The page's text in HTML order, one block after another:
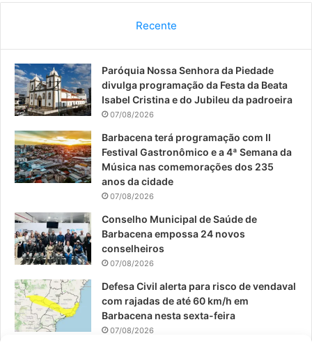
b
o
k
u
b
a
g
a
Recente
Paróquia Nossa Senhora da Piedade
divulga programação da Festa da Beata
Isabel Cristina e do Jubileu da padroeira
07/08/2026
Barbacena terá programação com II
Festival Gastronômico e a 4ª Semana da
Música nas comemorações dos 235
anos da cidade
07/08/2026
Conselho Municipal de Saúde de
Barbacena empossa 24 novos
conselheiros
07/08/2026
Defesa Civil alerta para risco de vendaval
com rajadas de até 60 km/h em
Barbacena nesta sexta-feira
07/08/2026